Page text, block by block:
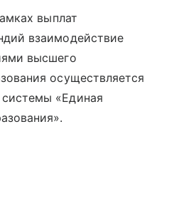
выплат
взаимодействие
высшего
осуществляется
«Единая